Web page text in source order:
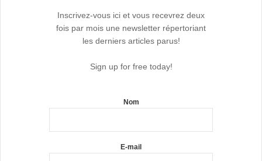
Inscrivez-vous ici et vous recevrez deux
fois par mois une newsletter répertoriant
les derniers articles parus!
Sign up for free today!
Nom
E-mail